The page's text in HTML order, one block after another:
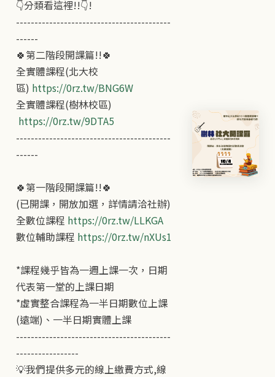
👇分類看這裡!!👇!
------------------------------------------
------
🍀第二階段開課篇!!🍀
全實體課程(北大校
區) https://0rz.tw/BNG6W
全實體課程(樹林校區)
https://0rz.tw/9DTA5
------------------------------------------
------
🍀第一階段開課篇!!🍀
(已開課，開放加選，詳情請洽社辦)
全數位課程 https://0rz.tw/LLKGA
數位輔助課程 https://0rz.tw/nXUs1
*課程幾乎皆為一週上課一次，日期
代表第一堂的上課日期
*虛實整合課程為一半日期數位上課
(遠端)、一半日期實體上課
------------------------------------------
-----------------
💡我們提供多元的線上繳費方式,線